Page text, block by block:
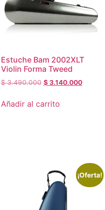
Estuche Bam 2002XLT
Violin Forma Tweed
$3.490.000 $3.140.000
Añadir al carrito
¡Oferta!